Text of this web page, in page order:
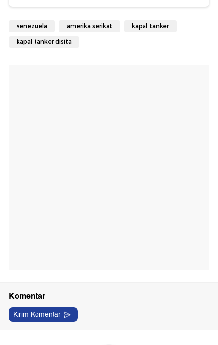
venezuela amerika serikat kapal tanker
kapal tanker disita